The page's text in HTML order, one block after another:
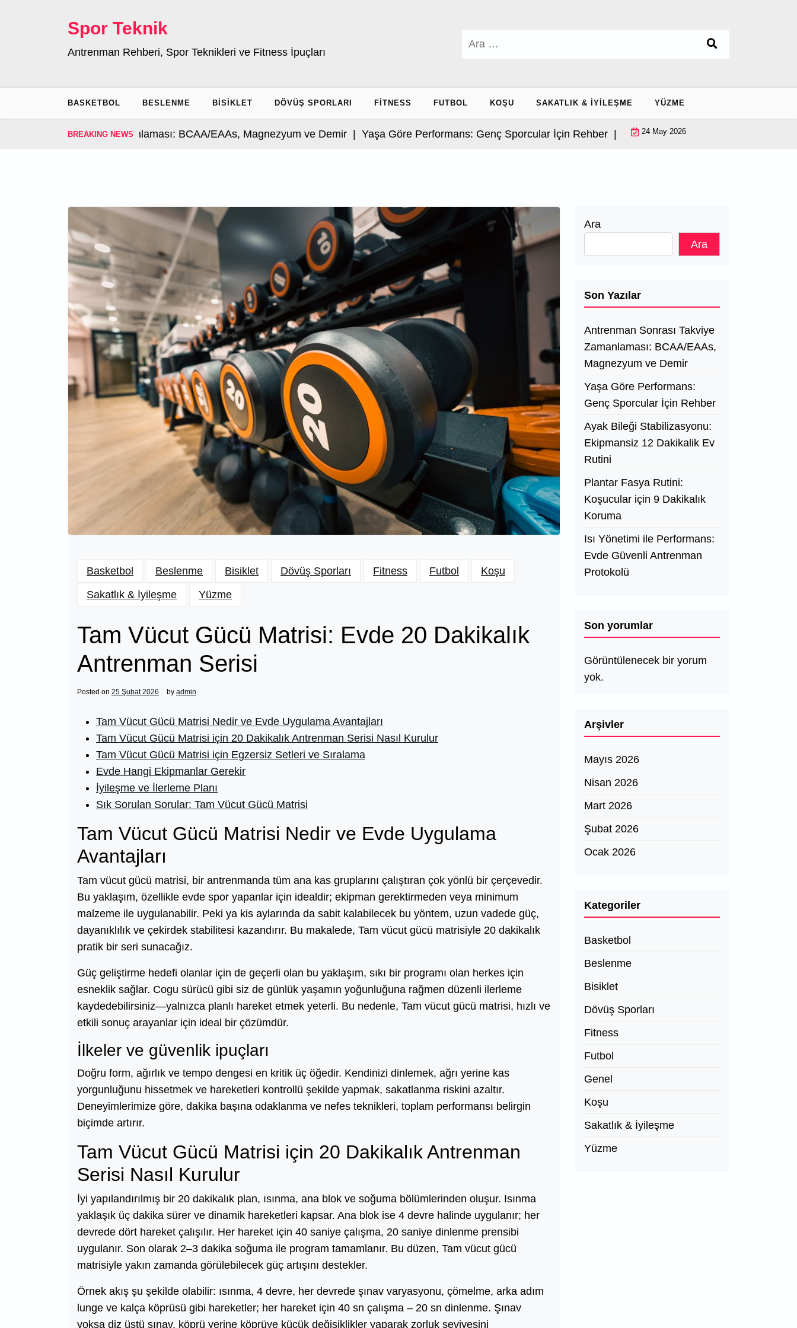
Spor Teknik
Antrenman Rehberi, Spor Teknikleri ve Fitness İpuçları
BASKETBOL BESLENME BISIKLET DÖVÜŞ SPORLARI FITNESS FUTBOL KOŞU SAKATLIK & İYILEŞME YÜZME
BREAKING NEWS
Takviye Zamanlaması: BCAA/EAAs, Magnezyum ve Demir |Yaşa Göre Performans: Genç Sporcular İçin Rehber |Ayak Bileği Stabilizasyonu: Ekipmansiz
24 May 2026
Basketbol Beslenme Bisiklet Dövüş Sporları Fitness Futbol
Koşu
Sakatlık & İyileşme
Yüzme
Tam Vücut Gücü Matrisi: Evde 20 Dakikalık
Antrenman Serisi
Posted on 25 Şubat 2026 by admin
Tam Vücut Gücü Matrisi Nedir ve Evde Uygulama Avantajları
Tam Vücut Gücü Matrisi için 20 Dakikalık Antrenman Serisi Nasıl Kurulur
Tam Vücut Gücü Matrisi için Egzersiz Setleri ve Sıralama
Evde Hangi Ekipmanlar Gerekir
İyileşme ve İlerleme Planı
Sık Sorulan Sorular: Tam Vücut Gücü Matrisi
Tam Vücut Gücü Matrisi Nedir ve Evde Uygulama
Avantajları
Tam vücut gücü matrisi, bir antrenmanda tüm ana kas gruplarını çalıştıran çok yönlü bir çerçevedir.
Bu yaklaşım, özellikle evde spor yapanlar için idealdir; ekipman gerektirmeden veya minimum
malzeme ile uygulanabilir. Peki ya kis aylarında da sabit kalabilecek bu yöntem, uzun vadede güç,
dayanıklılık ve çekirdek stabilitesi kazandırır. Bu makalede, Tam vücut gücü matrisiyle 20 dakikalık
pratik bir seri sunacağız.
Güç geliştirme hedefi olanlar için de geçerli olan bu yaklaşım, sıkı bir programı olan herkes için
esneklik sağlar. Cogu sürücü gibi siz de günlük yaşamın yoğunluğuna rağmen düzenli ilerleme
kaydedebilirsiniz—yalnızca planlı hareket etmek yeterli. Bu nedenle, Tam vücut gücü matrisi, hızlı ve
etkili sonuç arayanlar için ideal bir çözümdür.
İlkeler ve güvenlik ipuçları
Doğru form, ağırlık ve tempo dengesi en kritik üç öğedir. Kendinizi dinlemek, ağrı yerine kas
yorgunluğunu hissetmek ve hareketleri kontrollü şekilde yapmak, sakatlanma riskini azaltır.
Deneyimlerimize göre, dakika başına odaklanma ve nefes teknikleri, toplam performansı belirgin
biçimde artırır.
Tam Vücut Gücü Matrisi için 20 Dakikalık Antrenman
Serisi Nasıl Kurulur
İyi yapılandırılmış bir 20 dakikalık plan, ısınma, ana blok ve soğuma bölümlerinden oluşur. Isınma
yaklaşık üç dakika sürer ve dinamik hareketleri kapsar. Ana blok ise 4 devre halinde uygulanır; her
devrede dört hareket çalışılır. Her hareket için 40 saniye çalışma, 20 saniye dinlenme prensibi
uygulanır. Son olarak 2–3 dakika soğuma ile program tamamlanır. Bu düzen, Tam vücut gücü
matrisiyle yakın zamanda görülebilecek güç artışını destekler.
Örnek akış şu şekilde olabilir: ısınma, 4 devre, her devrede şınav varyasyonu, çömelme, arka adım
lunge ve kalça köprüsü gibi hareketler; her hareket için 40 sn çalışma – 20 sn dinlenme. Şınav
yoksa diz üstü şınav, köprü yerine köprüye küçük değişiklikler yaparak zorluk seviyesini
Ara
Ara
Son Yazılar
Antrenman Sonrası Takviye
Zamanlaması: BCAA/EAAs,
Magnezyum ve Demir
Yaşa Göre Performans:
Genç Sporcular İçin Rehber
Ayak Bileği Stabilizasyonu:
Ekipmansiz 12 Dakikalik Ev
Rutini
Plantar Fasya Rutini:
Koşucular için 9 Dakikalık
Koruma
Isı Yönetimi ile Performans:
Evde Güvenli Antrenman
Protokolü
Son yorumlar
Görüntülenecek bir yorum
yok.
Arşivler
Mayıs 2026
Nisan 2026
Mart 2026
Şubat 2026
Ocak 2026
Kategoriler
Basketbol
Beslenme
Bisiklet
Dövüş Sporları
Fitness
Futbol
Genel
Koşu
Sakatlık & İyileşme
Yüzme